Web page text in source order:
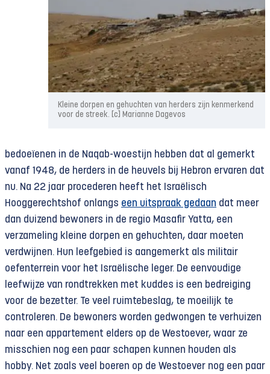
Kleine dorpen en gehuchten van herders zijn kenmerkend
voor de streek. [c] Marianne Dagevos
bedoeïenen in de Naqab-woestijn hebben dat al gemerkt
vanaf 1948, de herders in de heuvels bij Hebron ervaren dat
nu. Na 22 jaar procederen heeft het Israëlisch
Hooggerechtshof onlangs een uitspraak gedaan dat meer
dan duizend bewoners in de regio Masafir Yatta, een
verzameling kleine dorpen en gehuchten, daar moeten
verdwijnen. Hun leefgebied is aangemerkt als militair
oefenterrein voor het Israëlische leger. De eenvoudige
leefwijze van rondtrekken met kuddes is een bedreiging
voor de bezetter. Te veel ruimtebeslag, te moeilijk te
controleren. De bewoners worden gedwongen te verhuizen
naar een appartement elders op de Westoever, waar ze
misschien nog een paar schapen kunnen houden als
hobby. Net zoals veel boeren op de Westoever nog een paar